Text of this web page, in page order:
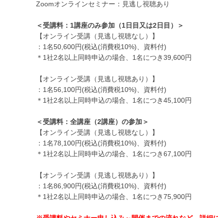
Zoomオンラインセミナー：見逃し視聴あり
＜受講料：1講座のみ参加（1日目又は2日目）＞
【オンライン受講（見逃し視聴なし）】
：1名50,600円(税込(消費税10%)、資料付)
＊1社2名以上同時申込の場合、1名につき39,600円
【オンライン受講（見逃し視聴あり）】
：1名56,100円(税込(消費税10%)、資料付)
＊1社2名以上同時申込の場合、1名につき45,100円
＜受講料：全講座（2講座）の参加＞
【オンライン受講（見逃し視聴なし）】
：1名78,100円(税込(消費税10%)、資料付)
＊1社2名以上同時申込の場合、1名につき67,100円
【オンライン受講（見逃し視聴あり）】
：1名86,900円(税込(消費税10%)、資料付)
＊1社2名以上同時申込の場合、1名につき75,900円